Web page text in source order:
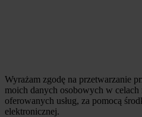
Wyrażam zgodę na przetwarzanie
moich danych osobowych w
oferowanych usług, za pomocą
elektronicznej.